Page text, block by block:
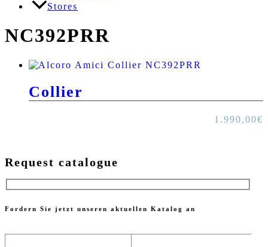
Stores
NC392PRR
Collier
1.990,00€
Request catalogue
Fordern Sie jetzt unseren aktuellen Katalog an